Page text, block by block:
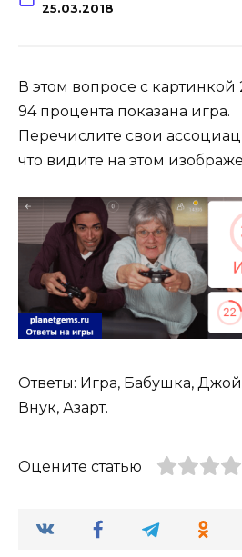
25.03.2018
В этом вопросе с
94 процента показана игра.
Перечислите свои
что видите на этом
Ответы: Игра, Бабушка,
Внук, Азарт.
Оцените статью